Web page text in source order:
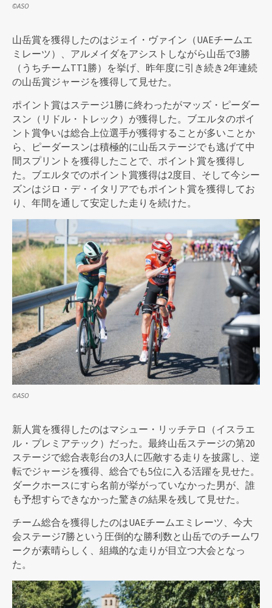
©ASO
山岳賞を獲得したのはジェイ・ヴァイン（UAEチームエ
ミレーツ）、アルメイダをアシストしながら山岳で3勝
（うちチームTT1勝）を挙げ、昨年度に引き続き2年連続
の山岳賞ジャージを獲得して見せた。
ポイント賞はステージ1勝に終わったがマッズ・ピーダー
スン（リドル・トレック）が獲得した。ブエルタのポイ
ント賞争いは総合上位選手が獲得することが多いことか
ら、ピーダースンは積極的に山岳ステージでも逃げて中
間スプリントを獲得したことで、ポイント賞を獲得し
た。ブエルタでのポイント賞獲得は2度目、そして今シー
ズンはジロ・デ・イタリアでもポイント賞を獲得してお
り、年間を通して安定した走りを続けた。
©ASO
新人賞を獲得したのはマシュー・リッチテロ（イスラエ
ル・プレミアテック）だった。最終山岳ステージの第20
ステージで総合表彰台の3人に匹敵する走りを披露し、逆
転でジャージを獲得、総合でも5位に入る活躍を見せた。
ダークホースにすら名前が挙がっていなかった男が、誰
も予想すらできなかった驚きの結果を残して見せた。
チーム総合を獲得したのはUAEチームエミレーツ、今大
会ステージ7勝という圧倒的な勝利数と山岳でのチームワ
ークが素晴らしく、組織的な走りが目立つ大会となっ
た。